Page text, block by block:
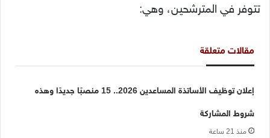
تتوفر في المترشحين، وهي:
مقالات متعلقة
إعلان توظيف الأساتذة المساعدين 2026.. 15 منصبًا جديدًا وهذه
شروط المشاركة
منذ 21 ساعة